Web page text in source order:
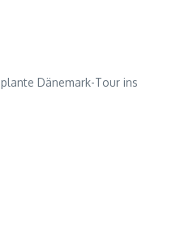
Dänemark-Tour ins